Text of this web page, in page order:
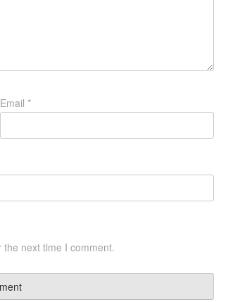
Email *
next time I comment.